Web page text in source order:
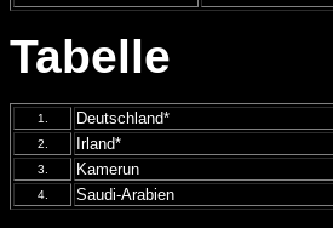
Tabelle
1. Deutschland*
2.
Irland*
3.
Kamerun
4.
Saudi-Arabien